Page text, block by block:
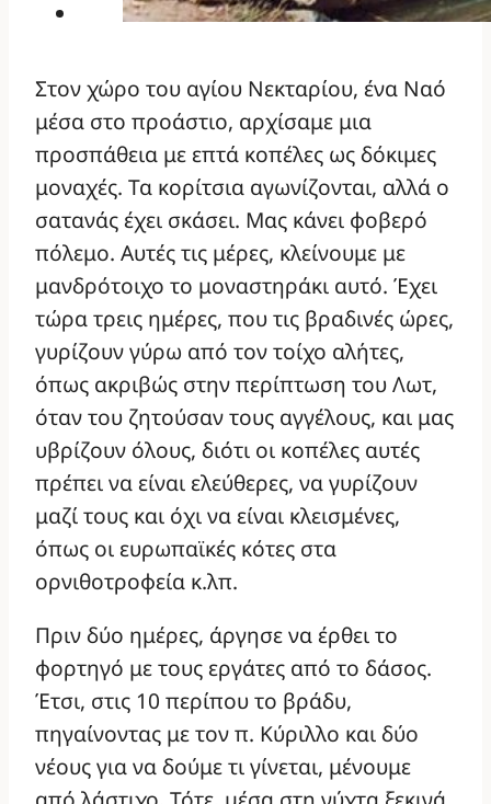
Στον χώρο του αγίου Νεκταρίου, ένα Ναό
μέσα στο προάστιο, αρχίσαμε μια
προσπάθεια με επτά κοπέλες ως δόκιμες
μοναχές. Τα κορίτσια αγωνίζονται, αλλά ο
σατανάς έχει σκάσει. Μας κάνει φοβερό
πόλεμο. Αυτές τις μέρες, κλείνουμε με
μανδρότοιχο το μοναστηράκι αυτό. Έχει
τώρα τρεις ημέρες, που τις βραδινές ώρες,
γυρίζουν γύρω από τον τοίχο αλήτες,
όπως ακριβώς στην περίπτωση του Λωτ,
όταν του ζητούσαν τους αγγέλους, και μας
υβρίζουν όλους, διότι οι κοπέλες αυτές
πρέπει να είναι ελεύθερες, να γυρίζουν
μαζί τους και όχι να είναι κλεισμένες,
όπως οι ευρωπαϊκές κότες στα
ορνιθοτροφεία κ.λπ.
Πριν δύο ημέρες, άργησε να έρθει το
φορτηγό με τους εργάτες από το δάσος.
Έτσι, στις 10 περίπου το βράδυ,
πηγαίνοντας με τον π. Κύριλλο και δύο
νέους για να δούμε τι γίνεται, μένουμε